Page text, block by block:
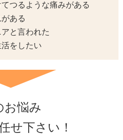
つるような痛みがある
ある
と言われた
をしたい
お悩み
せ下さい！